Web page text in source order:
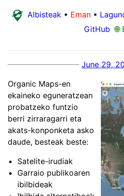
Albisteak • Eman •
GitHub 🌐
June 29,
Organic Maps-en
ekaineko eguneratzean
probatzeko funtzio
berri zirraragarri eta
akats-konponketa asko
daude, besteak beste:
Satelite-irudiak
Garraio publikoaren
ibilbideak